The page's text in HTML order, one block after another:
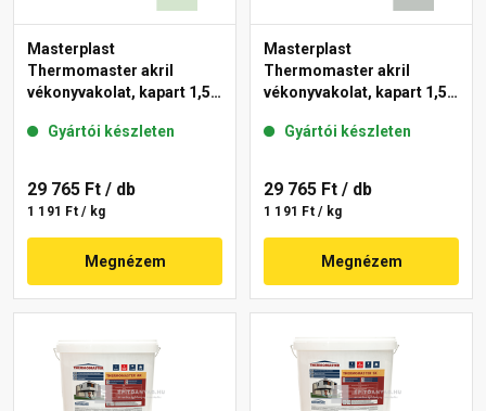
Masterplast
Thermomaster akril
vékonyvakolat, kapart 1,5
Gyártói készleten
29 765 Ft / db
1 191 Ft / kg
Megnézem
Masterplast
Thermomaster akril
vékonyvakolat, kapart 1,5
Gyártói készleten
29 765 Ft / db
1 191 Ft / kg
Megnézem